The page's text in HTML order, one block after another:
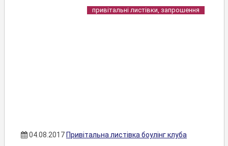
привітальні листівки, запрошення
04.08.2017 Привітальна листівка боулінг клуба